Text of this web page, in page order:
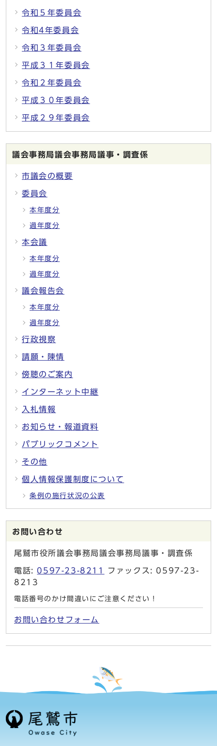
令和５年委員会
令和4年委員会
令和３年委員会
平成３１年委員会
令和２年委員会
平成３０年委員会
平成２９年委員会
議会事務局議会事務局議事・調査係
市議会の概要
委員会
本年度分
過年度分
本会議
本年度分
過年度分
議会報告会
本年度分
過年度分
行政視察
請願・陳情
傍聴のご案内
インターネット中継
入札情報
お知らせ・報道資料
パブリックコメント
その他
個人情報保護制度について
条例の施行状況の公表
お問い合わせ
尾鷲市役所議会事務局議会事務局議事・調査係
電話: 0597-23-8211
ファックス: 0597-23-
8213
電話番号のかけ間違いにご注意ください！
お問い合わせフォーム